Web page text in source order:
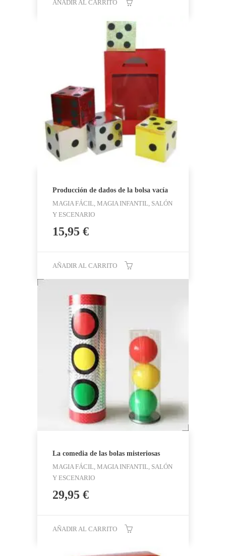
era:
es:
AÑADIR AL CARRITO
Producción de dados de la bolsa vacía
MAGIA FÁCIL, MAGIA INFANTIL, SALÓN
Y ESCENARIO
15,95 €
AÑADIR AL CARRITO
La comedia de las bolas misteriosas
MAGIA FÁCIL, MAGIA INFANTIL, SALÓN
Y ESCENARIO
29,95 €
AÑADIR AL CARRITO